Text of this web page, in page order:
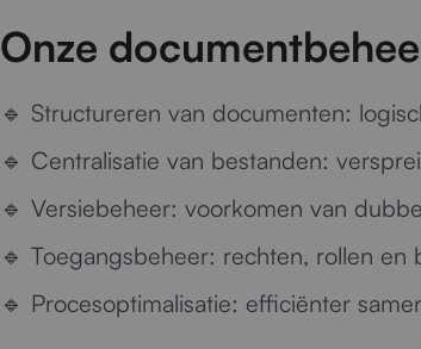
Onze
🔹 Structureren van documenten:
🔹 Centralisatie van bestanden:
🔹 Versiebeheer: voorkomen van
🔹 Toegangsbeheer: rechten, rollen en
🔹 Procesoptimalisatie: efficiënter